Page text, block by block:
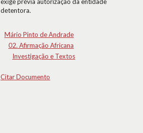
detentora.
Mário Pinto de Andrade
02. Afirmação Africana
Investigação e Textos
Citar Documento